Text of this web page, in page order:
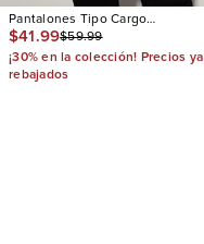
Pantalones Tipo Cargo
Pleasures Slim Flare E
$41.99$59.99
¡30% en la colección! Precios ya
rebajados